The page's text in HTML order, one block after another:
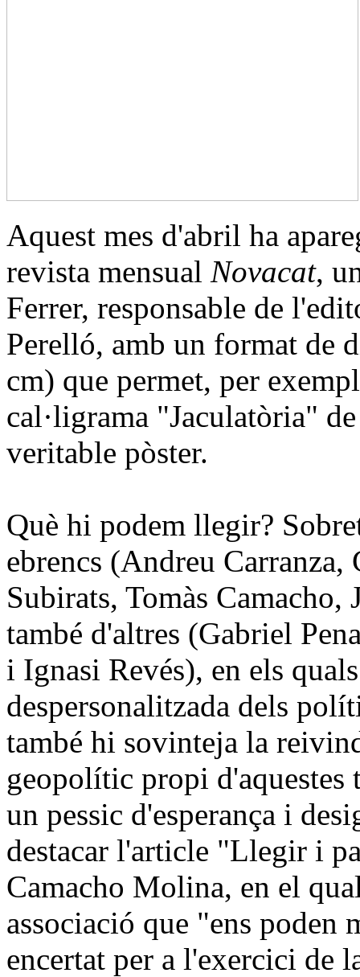
Aquest mes d'abril ha
revista mensual Novacat,
Ferrer, responsable de
Perelló, amb un format de
cm) que permet, per
cal·ligrama "Jaculatòria"
veritable pòster.
Què hi podem llegir?
ebrencs (Andreu
Subirats, Tomàs
també d'altres (Gabriel
i Ignasi Revés), en els
despersonalitzada dels
també hi sovinteja la
geopolític propi d'aquestes
un pessic d'esperança i
destacar l'article "Llegir i
Camacho Molina, en el
associació que "ens
encertat per a l'exercici de